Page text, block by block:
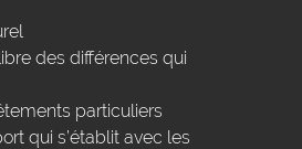
des différences qui
particuliers
qui s’établit avec les